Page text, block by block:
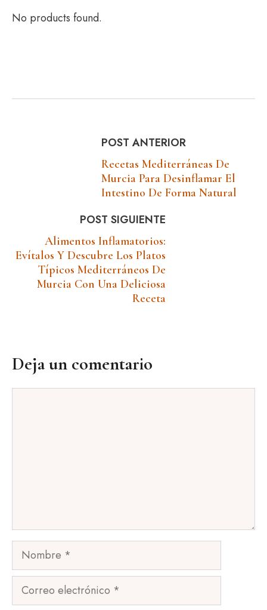
No products found.
POST ANTERIOR
Recetas Mediterráneas De
Murcia Para Desinflamar El
Intestino De Forma Natural
POST SIGUIENTE
Alimentos Inflamatorios:
Evítalos Y Descubre Los Platos
Típicos Mediterráneos De
Murcia Con Una Deliciosa
Receta
Deja un comentario
Nombre
Correo